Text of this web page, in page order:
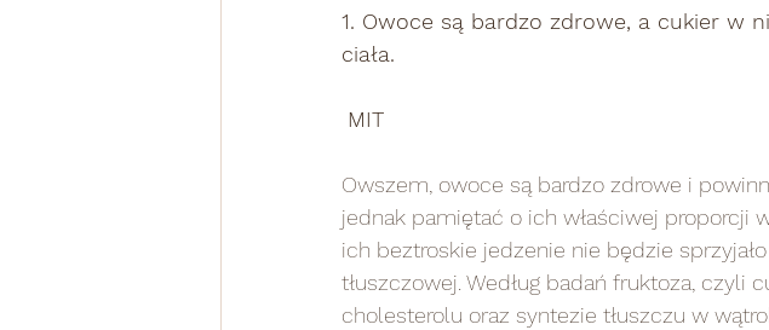
1. Owoce są bardzo zdrowe, a cukier w
ciała.
MIT
Owszem, owoce są bardzo zdrowe i
jednak pamiętać o ich właściwej proporcji
ich beztroskie jedzenie nie będzie
tłuszczowej. Według badań fruktoza, czyli
cholesterolu oraz syntezie tłuszczu w